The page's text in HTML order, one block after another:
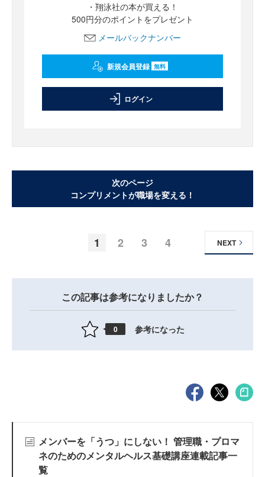
・翔泳社の本が買える！
500円分のポイントをプレゼント
メールバックナンバー
新規会員登録 無料
ログイン
次のページ
コンプリメントが職場を変える！
1 2 3 4 NEXT
この記事は参考になりましたか？
0 参考になった
メンバーを「うつ」にしない！ 管理職・プロマ
ネのためのメンタルヘルス基礎講座連載記事一
覧